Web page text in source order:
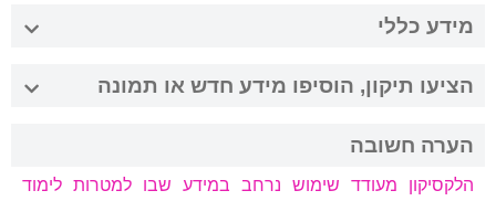
מידע כללי
הציעו תיקון, הוסיפו מידע חדש או תמונה
הערה חשובה
הלקסיקון מעודד שימוש נרחב במידע שבו למטרות לימוד